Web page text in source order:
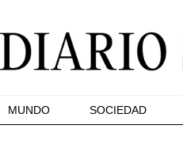
MUNDO SOCIEDAD